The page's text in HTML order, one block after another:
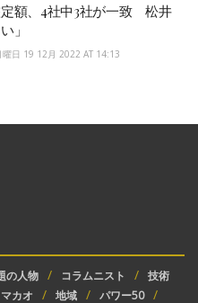
額、4社中3社が一致 松井
」
曜日 19 12月 2022 AT 14:13
の人物 コラムニスト
技術
マカオ 地域 パワー50